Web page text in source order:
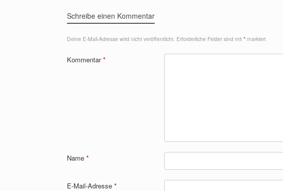
Schreibe einen Kommentar
Deine E-Mail-Adresse wird nicht veröffentlicht. Erforderliche Felder sind mit * markiert
Kommentar*
Name *
E-Mail-Adresse *